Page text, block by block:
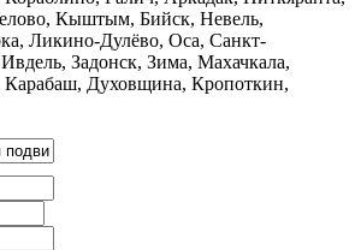
Кыштым, Бийск, Невель,
Ликино-Дулёво, Оса, Санкт-
Задонск, Зима, Махачкала,
Духовщина, Кропоткин,